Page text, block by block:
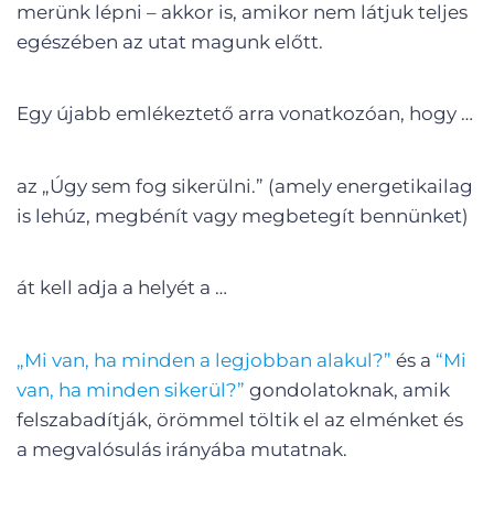
merünk lépni – akkor is, amikor nem látjuk teljes
egészében az utat magunk előtt.
Egy újabb emlékeztető arra vonatkozóan, hogy …
az „Úgy sem fog sikerülni.” (amely energetikailag
is lehúz, megbénít vagy megbetegít bennünket)
át kell adja a helyét a …
„Mi van, ha minden a legjobban alakul?” és a “Mi
van, ha minden sikerül?” gondolatoknak, amik
felszabadítják, örömmel töltik el az elménket és
a megvalósulás irányába mutatnak.